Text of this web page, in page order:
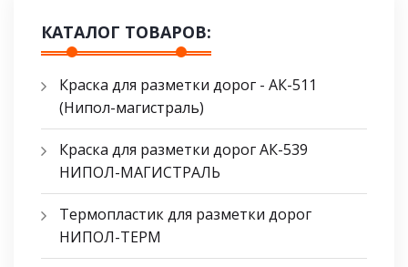
КАТАЛОГ ТОВАРОВ:
Краска для разметки дорог - АК-511
(Нипол-магистраль)
Краска для разметки дорог АК-539
НИПОЛ-МАГИСТРАЛЬ
Термопластик для разметки дорог
НИПОЛ-ТЕРМ